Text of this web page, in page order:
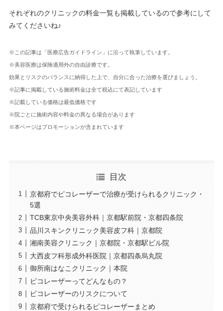
それぞれのクリニックの料金一覧も掲載しているので参考にして
みてくださいね♪
※この記事は「医療広告ガイドライン」に沿って執筆しています。
※美容医療は保険適用外の自由診療です。
効果とリスクのバランスに納得した上で、自分に合った治療を選びましょう。
※記事に掲載している施術料金は全て税込にて表記しています
※記載している価格は最低価格です
※院ごとに施術内容や料金の異なる場合があります
※本ページはプロモーションが含まれています
目次
京都府でピコレーザーで治療が受けられるクリニック・
5選
TCB東京中央美容外科｜京都駅前院・京都四条院
品川スキンクリニック美容皮フ科｜京都院
湘南美容クリニック｜京都院・京都駅ビル院
大西皮フ科形成外科医院｜京都四条烏丸院
御所南はなこクリニック｜本院
ピコレーザーってどんなもの？
ピコレーザーのリスクについて
京都府で受けられるピコレーザーまとめ